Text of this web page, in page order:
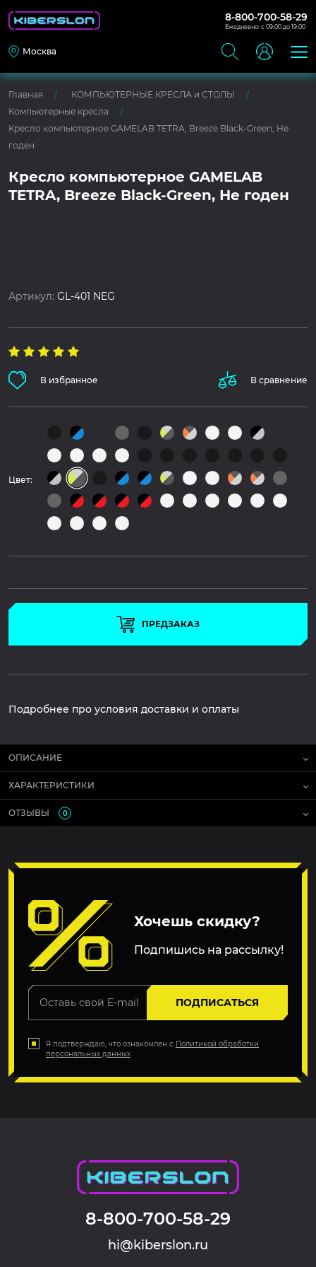
8-800-700-58-29
Ежедневно: с 09:00 до 19:00
Москва
Главная
КОМПЬЮТЕРНЫЕ КРЕСЛА и СТОЛЫ
Компьютерные кресла
Кресло компьютерное GAMELAB TETRA, Breeze Black-Green, Не
годен
Кресло компьютерное GAMELAB
TETRA, Breeze Black-Green, Не годен
Артикул:GL-401 NEG
В избранное В сравнение
Цвет:
ПРЕДЗАКАЗ
Подробнее про условия доставки и оплаты
ОПИСАНИЕ
ХАРАКТЕРИСТИКИ
ОТЗЫВЫ 0
Хочешь скидку?
Подпишись на рассылку!
ПОДПИСАТЬСЯ
Я подтверждаю, что ознакомлен с Политикой обработки
персональных данных
8-800-700-58-29
hi@kiberslon.ru